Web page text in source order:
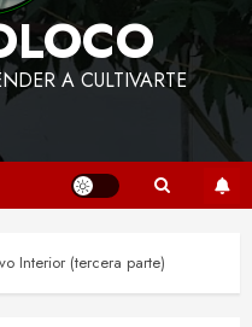
A CULTIVARTE
Interior (tercera parte)